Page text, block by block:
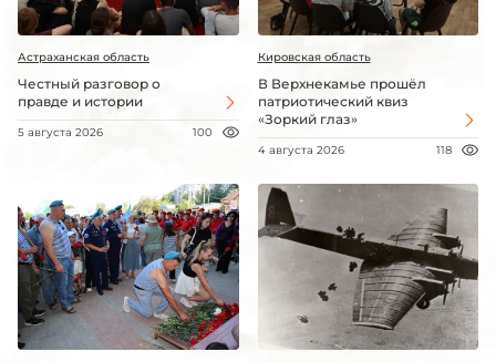
Астраханская область
Честный разговор о
правде и истории
5 августа 2026 100
Кировская область
В Верхнекамье прошёл
патриотический квиз
«Зоркий глаз»
4 августа 2026 118